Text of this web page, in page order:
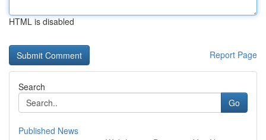
HTML is disabled
Report Page
Search
Go
Published News